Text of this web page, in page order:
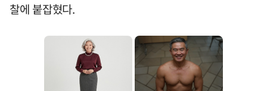
찰에 붙잡혔다.